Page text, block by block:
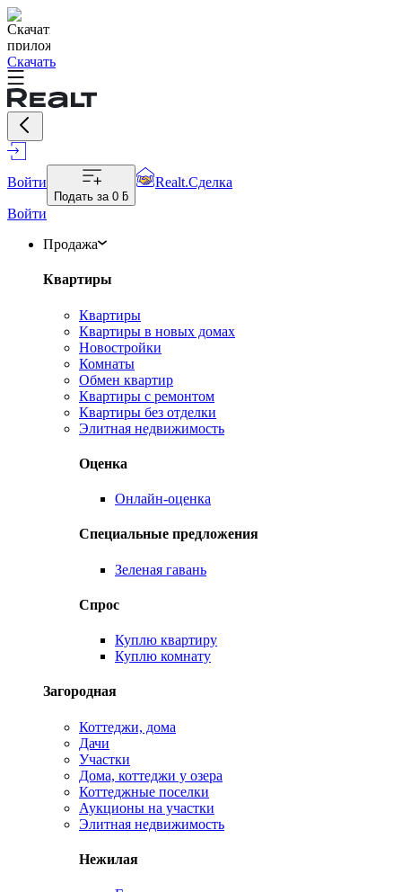
Скачать
Войти
Подать за 0 ƃ
Realt.Сделка
Войти
Продажа
Квартиры
Квартиры
Квартиры в новых домах
Новостройки
Комнаты
Обмен квартир
Квартиры с ремонтом
Квартиры без отделки
Элитная недвижимость
Оценка
Онлайн-оценка
Специальные предложения
Зеленая гавань
Спрос
Куплю квартиру
Куплю комнату
Загородная
Коттеджи, дома
Дачи
Участки
Дома, коттеджи у озера
Коттеджные поселки
Аукционы на участки
Элитная недвижимость
Нежилая